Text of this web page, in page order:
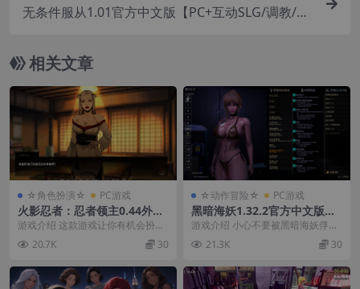
无条件服从1.01官方中文版【PC+互动SLG/调教/全
相关文章
☆角色扮演☆ PC游戏
火影忍者：忍者领主0.44外挂
精翻汉化版【PC+安卓模拟器
+亚洲SLG】/忍者大师/Narut
o: Shinobi Lord【5.4G】
游戏介绍 这款游戏让你有机会扮演
一名普通男子，他因一次奇妙的意
外闯入了火影世界。...
20.7K 30
☆动作冒险☆ PC游戏
黑暗海妖1.32.2官方中文版
【PC+3D互动+全动态】/Dar
游戏介绍 小心不要被黑暗海妖俘
虏，找到水手们留下的字条，揭开
真相，然后逃走。 游...
21.3K 30